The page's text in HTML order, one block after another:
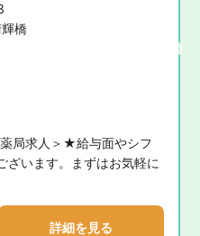
橋
局求人＞★給与面やシフ
ざいます。まずはお気軽に
詳細を見る